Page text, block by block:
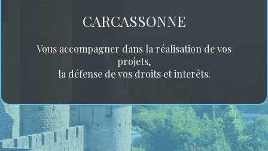
CARCASSONNE
Vous accompagner dans la réalisation de vos
projets,
la défense de vos droits et interêts.